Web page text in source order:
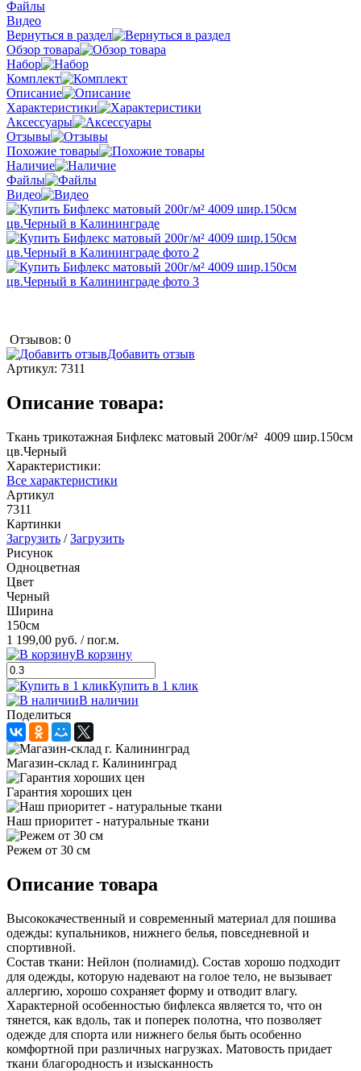
Файлы
Видео
Вернуться в раздел
Обзор товара
Набор
Комплект
Описание
Характеристики
Аксессуары
Отзывы
Похожие товары
Наличие
Файлы
Видео
Отзывов: 0
Добавить отзыв
Артикул: 7311
Описание товара:
Ткань трикотажная Бифлекс матовый 200г/м² 4009 шир.150см
цв.Черный
Характеристики:
Все характеристики
Артикул
7311
Картинки
Загрузить /Загрузить
Рисунок
Одноцветная
Цвет
Черный
Ширина
150см
1 199,00 руб. / пог.м.
В корзину
Купить в 1 клик
В наличии
Поделиться
Магазин-склад г. Калининград
Гарантия хороших цен
Наш приоритет - натуральные ткани
Режем от 30 см
Описание товара
Высококачественный и современный материал для пошива
одежды: купальников, нижнего белья, повседневной и
спортивной.
Состав ткани: Нейлон (полиамид). Состав хорошо подходит
для одежды, которую надевают на голое тело, не вызывает
аллергию, хорошо сохраняет форму и отводит влагу.
Характерной особенностью бифлекса является то, что он
тянется, как вдоль, так и поперек полотна, что позволяет
одежде для спорта или нижнего белья быть особенно
комфортной при различных нагрузках. Матовость придает
ткани благородность и изысканность